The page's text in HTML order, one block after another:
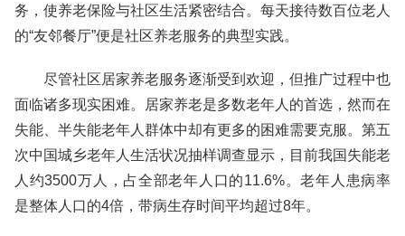
务，使养老保险与社区生活紧密结合。每天接待数百位老人
的“友邻餐厅”便是社区养老服务的典型实践。
尽管社区居家养老服务逐渐受到欢迎，但推广过程中也
面临诸多现实困难。居家养老是多数老年人的首选，然而在
失能、半失能老年人群体中却有更多的困难需要克服。第五
次中国城乡老年人生活状况抽样调查显示，目前我国失能老
人约3500万人，占全部老年人口的11.6%。老年人患病率
是整体人口的4倍，带病生存时间平均超过8年。